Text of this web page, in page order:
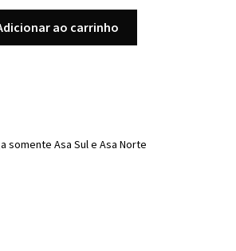
ao carrinho
somente Asa Sul e Asa Norte